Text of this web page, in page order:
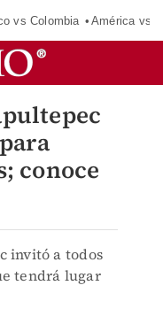
vs Colombia América vs
conoce
invitó a todos
tendrá lugar